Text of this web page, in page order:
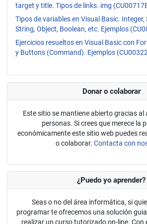
target y title. Tipos de links. img
Tipos de variables en Visual Basic. Integer,
String, Object, Boolean, etc. Ejemplos
Ejercicios resueltos en Visual Basic con
y Buttons (Command). Ejemplos
Donar o colaborar
Este sitio se mantiene abierto gracias al
personas. Si crees que merece la
económicamente este sitio web puedes
o colaborar. Contacta con
¿Puedo yo aprender?
Seas o no del área informática, si
programar te ofrecemos una solución
realizar un curso tutorizado on-line. Con